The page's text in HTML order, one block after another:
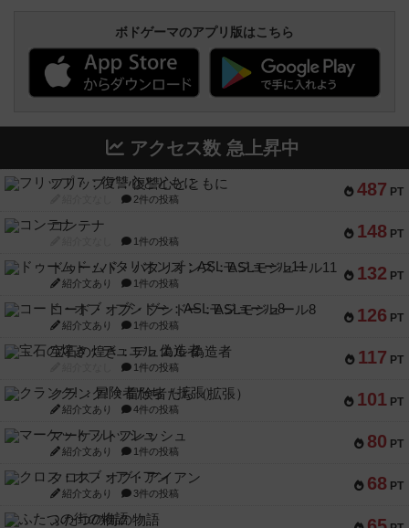
ボドゲーマのアプリ版はこちら
アクセス数 急上昇中
487 PT
フリップ７：復讐心とともに
2件の投稿
148 PT
コンテナ
1件の投稿
132 PT
ドゥームド・バタリオンズ：ASLモジュール11
紹介文あり 1件の投稿
126 PT
コード・オブ・ブシドー：ASLモジュール8
紹介文あり 1件の投稿
117 PT
宝石の煌き：デュエル 偽造者
1件の投稿
101 PT
クランク! ：冒険者たち（拡張）
紹介文あり 4件の投稿
80 PT
マーケットフレッシュ
紹介文あり 1件の投稿
68 PT
クロス・オブ・アイアン
紹介文あり 3件の投稿
ふたつの街の物語